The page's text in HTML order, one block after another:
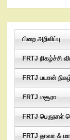
பிறை அறிவிப்பு
FRTJ நிகழ்ச்சி
FRTJ பயான்
FRTJ மசூரா
FRTJ பெருநாள்
FRTJ தாவா &